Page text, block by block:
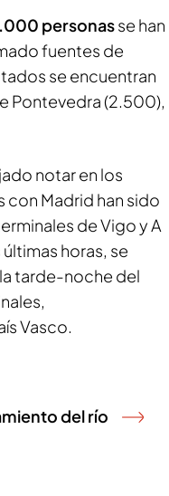
personasse han
fuentes de
se encuentran
Pontevedra (2.500),
notar en los
con Madrid han sido
de Vigo y A
horas, se
tarde-noche del
Vasco.
del río